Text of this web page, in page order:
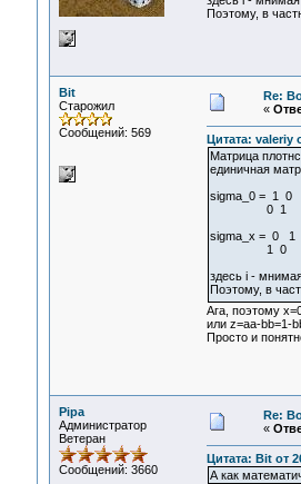
Поэтому, в
Bit
Старожил
Сообщений: 569
Re:
«
Цитата: valeriy
Матрица
единичная
sigma_0 = 1 0
0 1
sigma_x = 0 1
1 0
здесь i -
Поэтому, в
Ага, поэтому
или z=aa-bb=1-
Просто и
Pipa
Администратор
Ветеран
Сообщений: 3660
Re:
«
Цитата: Bit от
А как